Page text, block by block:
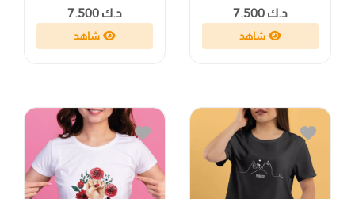
د.ك 7.500
شاهد
د.ك 7.500
شاهد